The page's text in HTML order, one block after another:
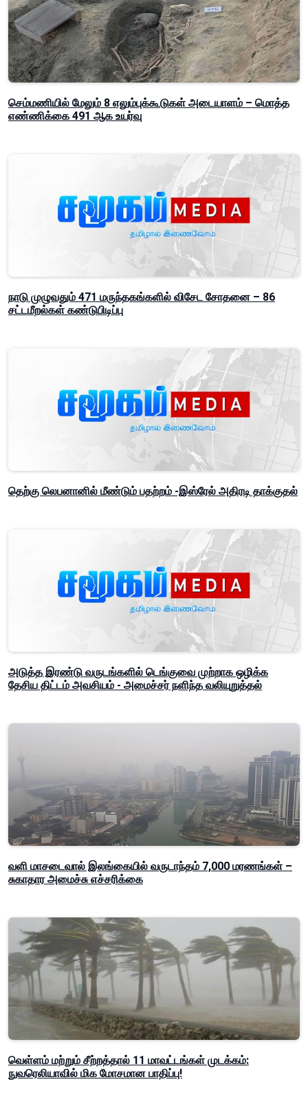
செம்மணியில் மேலும் 8 எலும்புக்கூடுகள் அடையாளம் – மொத்த
எண்ணிக்கை 491 ஆக உயர்வு
நாடு முழுவதும் 471 மருந்தகங்களில் விசேட சோதனை – 86
சட்டமீறல்கள் கண்டுபிடிப்பு
தெற்கு லெபனானில் மீண்டும் பதற்றம் -இஸ்ரேல் அதிரடி தாக்குதல்
அடுத்த இரண்டு வருடங்களில் டெங்குவை முற்றாக ஒழிக்க
தேசிய திட்டம் அவசியம் - அமைச்சர் நளிந்த வலியுறுத்தல்
வளி மாசடைவால் இலங்கையில் வருடாந்தம் 7,000 மரணங்கள் –
சுகாதார அமைச்சு எச்சரிக்கை
வெள்ளம் மற்றும் சீற்றத்தால் 11 மாவட்டங்கள் முடக்கம்:
நுவரெலியாவில் மிக மோசமான பாதிப்பு!